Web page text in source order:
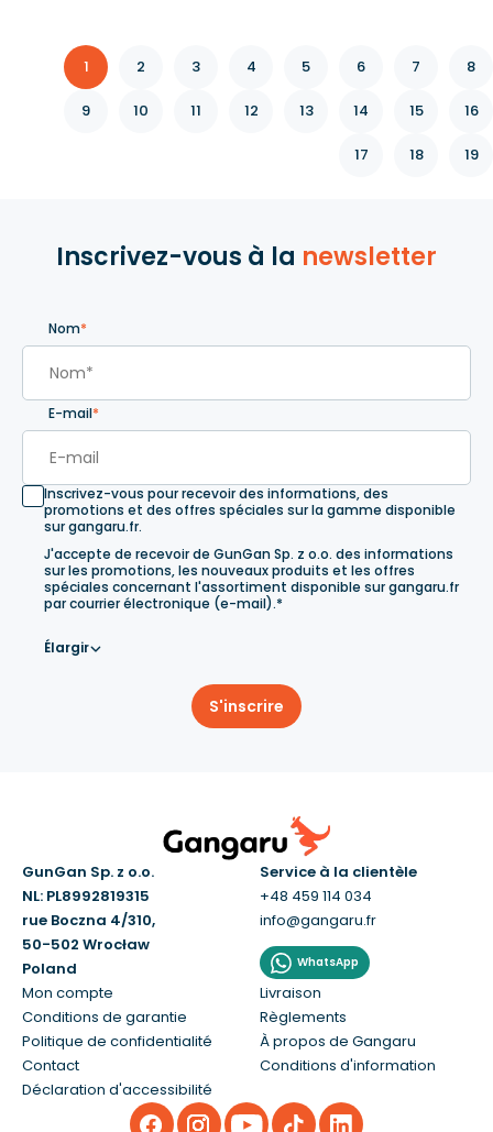
1 2 3 4 5 6 7 8
9 10 11 12 13 14 15 16
17 18 19
Inscrivez-vous à la newsletter
Nom*
E-mail*
Inscrivez-vous pour recevoir des informations, des
promotions et des offres spéciales sur la gamme disponible
sur gangaru.fr.
J'accepte de recevoir de GunGan Sp. z o.o. des informations
sur les promotions, les nouveaux produits et les offres
spéciales concernant l'assortiment disponible sur gangaru.fr
par courrier électronique (e-mail).*
Élargir
S'inscrire
GunGan Sp. z o.o.
NL: PL8992819315
rue Boczna 4/310,
50-502 Wrocław
Poland
Service à la clientèle
+48 459 114 034
info@gangaru.fr
WhatsApp
Mon compte
Livraison
Conditions de garantie
Règlements
Politique de confidentialité
À propos de Gangaru
Contact
Conditions d'information
Déclaration d'accessibilité